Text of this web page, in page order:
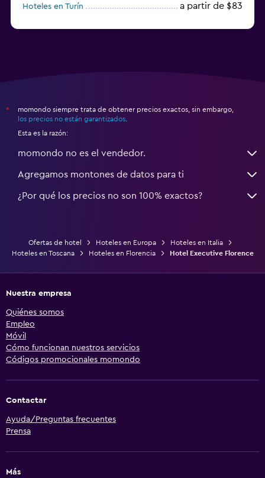
Hoteles en Turín a partir de $83
*
momondo siempre trata de obtener precios exactos, sin embargo,
los precios no están garantizados
Esta es la razón:
momondo no es el vendedor.
Agregamos montones de datos para ti
¿Por qué los precios no son 100% exactos?
Ofertas de hotel Hoteles en Europa
Hoteles en Italia
Hoteles en Toscana
Hoteles en Florencia Hotel Executive Florence
Nuestra empresa
Quiénes somos
Empleo
Móvil
Cómo funcionan nuestros servicios
Códigos promocionales momondo
Contactar
Ayuda/Preguntas frecuentes
Prensa
Más